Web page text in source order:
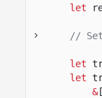
let
//
let
let
&[